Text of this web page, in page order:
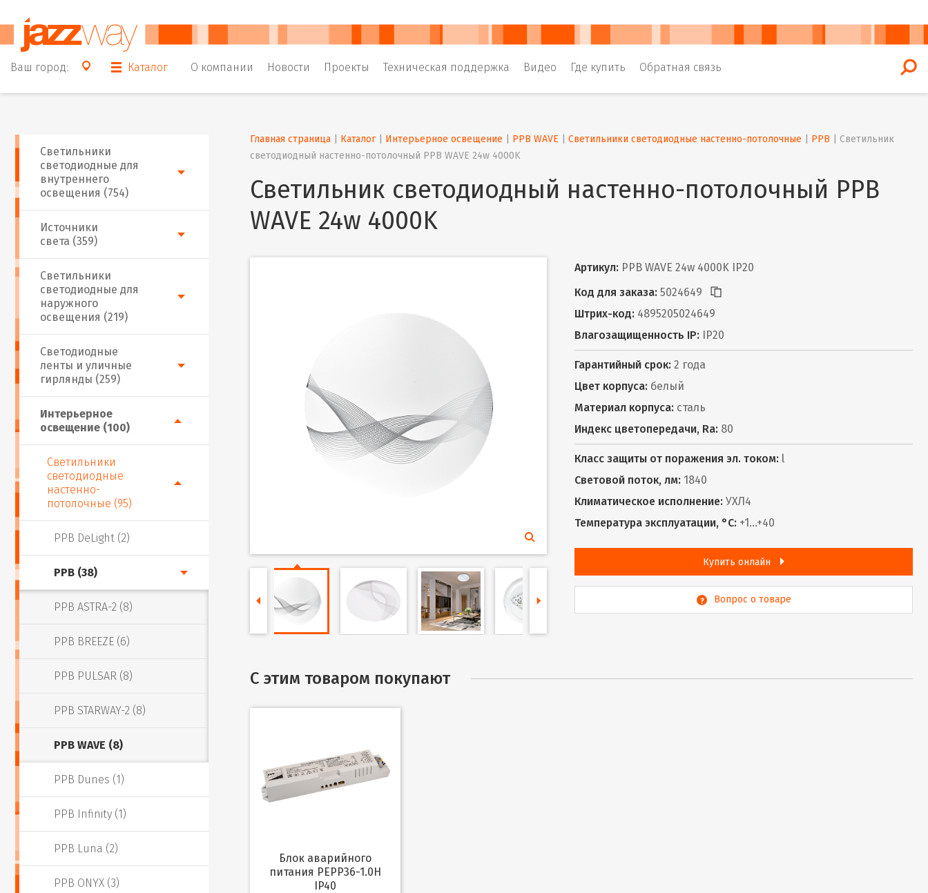
Ваш город: Каталог О компании Новости Проекты Техническая поддержка Видео Где купить Обратная связь
Интерьерное
освещение (100)
Светильники
светодиодные
настенно-
потолочные (95)
PPB DeLight (2)
PPB (38)
PPB ASTRA-2 (8)
PPB BREEZE (6)
PPB PULSAR (8)
PPB STARWAY-2 (8)
PPB WAVE (8)
PPB Dunes (1)
PPB Infinity (1)
PPB Luna (2)
PPB ONYX (3)
Источники
света (359)
Светодиодные
ленты и уличные
гирлянды (259)
Светильники
светодиодные для
внутреннего
освещения (754)
Светильники
светодиодные для
наружного
освещения (219)
Главная страница Каталог | Интерьерное освещение PPB WAVE Светильники светодиодные настенно-потолочные PPB
Светильник
светодиодный настенно-потолочный PPB WAVE 24w 4000K
Светильник светодиодный настенно-потолочный PPB
WAVE 24w 4000K
Артикул: PPB WAVE 24w 4000K IP20
Код для заказа: 5024649
Штрих-код: 4895205024649
Влагозащищенность IP: IP20
Гарантийный срок: 2 года
Цвет корпуса: белый
Материал корпуса: сталь
Индекс цветопередачи, Ra: 80
Класс защиты от поражения эл. током: l
Световой поток, лм: 1840
Климатическое исполнение: УХЛ4
Температура эксплуатации, °С: +1...+40
Купить онлайн
Вопрос о товаре
С этим товаром покупают
Блок аварийного
питания PEPP36-1.0H
IP40